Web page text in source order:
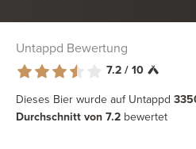
Untappd Bewertung
7.2 / 10
Dieses Bier wurde auf Untappd
Durchschnitt von 7.2 bewertet